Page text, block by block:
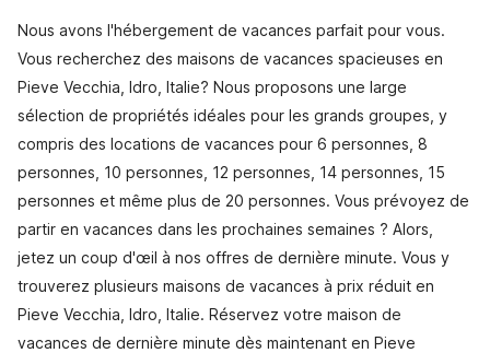
Nous avons l'hébergement de vacances parfait pour vous.
Vous recherchez des maisons de vacances spacieuses en
Pieve Vecchia, Idro, Italie? Nous proposons une large
sélection de propriétés idéales pour les grands groupes, y
compris des locations de vacances pour 6 personnes, 8
personnes, 10 personnes, 12 personnes, 14 personnes, 15
personnes et même plus de 20 personnes. Vous prévoyez de
partir en vacances dans les prochaines semaines ? Alors,
jetez un coup d'œil à nos offres de dernière minute. Vous y
trouverez plusieurs maisons de vacances à prix réduit en
Pieve Vecchia, Idro, Italie. Réservez votre maison de
vacances de dernière minute dès maintenant en Pieve